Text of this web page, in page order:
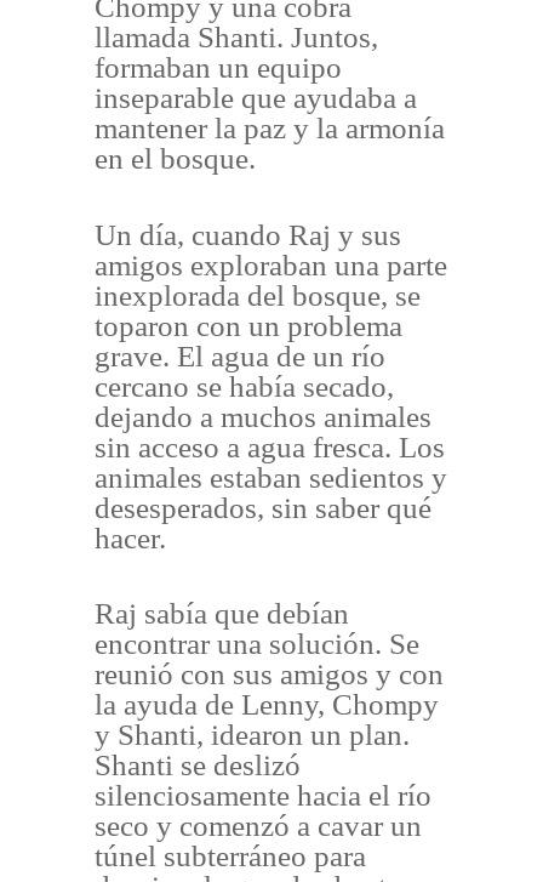
Chompy y una cobra
llamada Shanti. Juntos,
formaban un equipo
inseparable que ayudaba a
mantener la paz y la armonía
en el bosque.
Un día, cuando Raj y sus
amigos exploraban una parte
inexplorada del bosque, se
toparon con un problema
grave. El agua de un río
cercano se había secado,
dejando a muchos animales
sin acceso a agua fresca. Los
animales estaban sedientos y
desesperados, sin saber qué
hacer.
Raj sabía que debían
encontrar una solución. Se
reunió con sus amigos y con
la ayuda de Lenny, Chompy
y Shanti, idearon un plan.
Shanti se deslizó
silenciosamente hacia el río
seco y comenzó a cavar un
túnel subterráneo para